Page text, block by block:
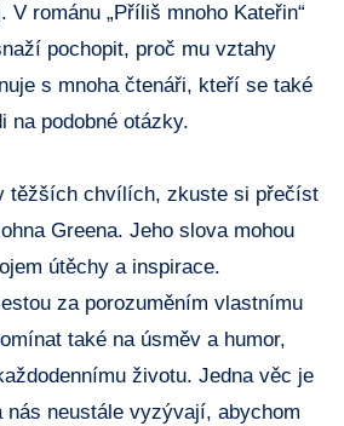
V románu „Příliš mnoho Kateřin“
pochopit, proč mu vztahy
s mnoha čtenáři, kteří se také
na podobné otázky.
těžších chvílích, zkuste si přečíst
Greena. Jeho slova mohou
útěchy a inspirace.
za porozuměním vlastnímu
také na úsměv a humor,
životu. Jedna věc je
nás neustále vyzývají, abychom